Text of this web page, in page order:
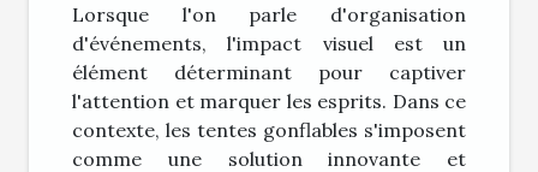
d'événements
Lorsque l'on parle d'organisation
d'événements, l'impact visuel est un
élément déterminant pour captiver
l'attention et marquer les esprits. Dans ce
contexte, les tentes gonflables s'imposent
comme une solution innovante et